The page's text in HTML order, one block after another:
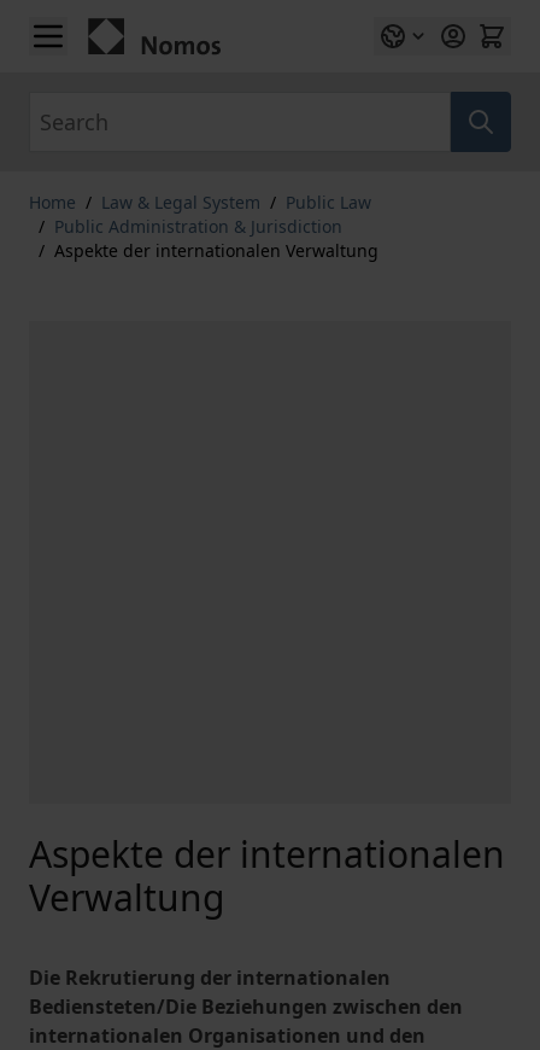
Skip to Content
Home / Law & Legal System / Public Law
/ Public Administration & Jurisdiction
/ Aspekte der internationalen Verwaltung
Aspekte der internationalen
Verwaltung
Die Rekrutierung der internationalen
Bediensteten/Die Beziehungen zwischen den
internationalen Organisationen und den